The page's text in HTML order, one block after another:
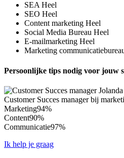
SEA Heel
SEO Heel
Content marketing Heel
Social Media Bureau Heel
E-mailmarketing Heel
Marketing
Persoonlijke tips nodig voor jouw
Customer Succes manager bij
Marketing94%
Content90%
Communicatie97%
Ik help je graag